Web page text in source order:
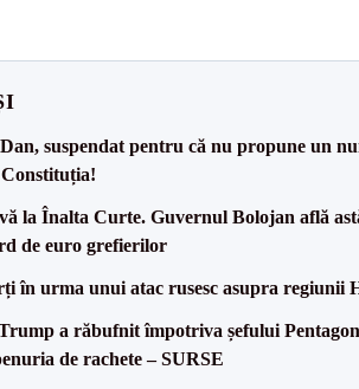
suspendat pentru că nu propune un
la Înalta Curte. Guvernul Bolojan află
de euro grefierilor
în urma unui atac rusesc asupra regiunii
a răbufnit împotriva șefului
de rachete – SURSE